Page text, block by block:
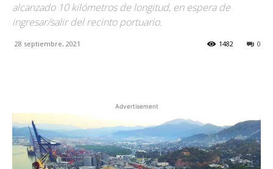
alcanzado 10 kilómetros de longitud, en espera de
ingresar/salir del recinto portuario.
28 septiembre, 2021 0
1482
Advertisement